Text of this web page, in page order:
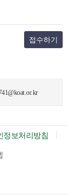
접수하기
정보처리방침